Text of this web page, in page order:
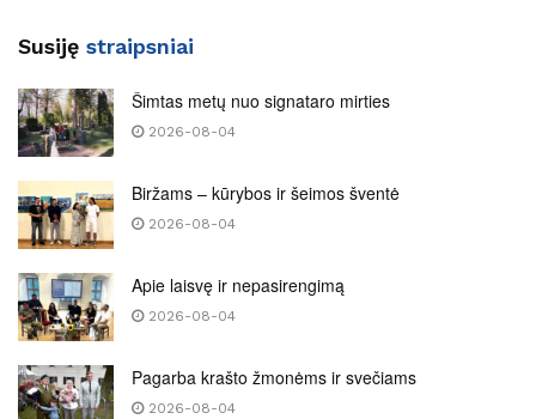
Susiję straipsniai
Šimtas metų nuo signataro mirties
2026-08-04
Biržams – kūrybos ir šeimos šventė
2026-08-04
Apie laisvę ir nepasirengimą
2026-08-04
Pagarba krašto žmonėms ir svečiams
2026-08-04